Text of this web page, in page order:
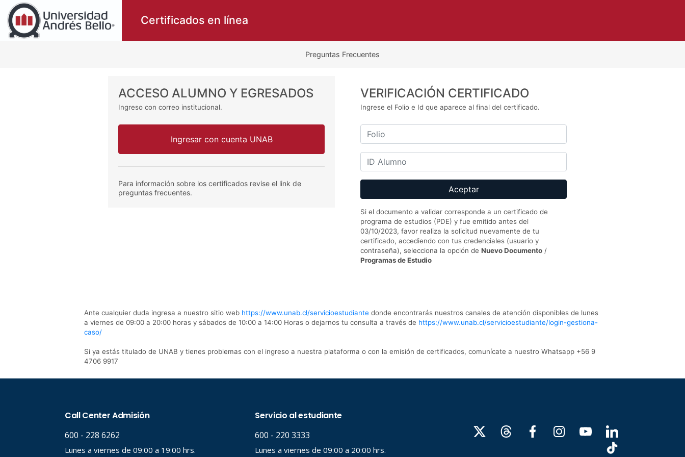
Certificados en línea
Preguntas Frecuentes
ACCESO ALUMNO Y EGRESADOS
Ingreso con correo institucional.
Ingresar con cuenta UNAB
Para información sobre los certificados revise el link de
preguntas frecuentes.
VERIFICACIÓN CERTIFICADO
Ingrese el Folio e Id que aparece al final del certificado.
Si el documento a validar corresponde a un certificado de
programa de estudios (PDE) y fue emitido antes del
03/10/2023, favor realiza la solicitud nuevamente de tu
certificado, accediendo con tus credenciales (usuario y
contraseña), selecciona la opción de Nuevo Documento /
Programas de Estudio
Ante cualquier duda ingresa a nuestro sitio web https://www.unab.cl/servicioestudiante donde encontrarás nuestros canales de atención disponibles de lunes
a viernes de 09:00 a 20:00 horas y sábados de 10:00 a 14:00 Horas o dejarnos tu consulta a través de https://www.unab.cl/servicioestudiante/login-gestiona-
caso/
Si ya estás titulado de UNAB y tienes problemas con el ingreso a nuestra plataforma o con la emisión de certificados, comunícate a nuestro Whatsapp +56 9
4706 9917